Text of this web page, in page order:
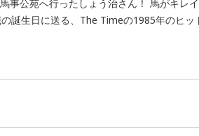
事公苑へ行ったしょう治さん！ 馬がキ
誕生日に送る、The Timeの1985年のヒ